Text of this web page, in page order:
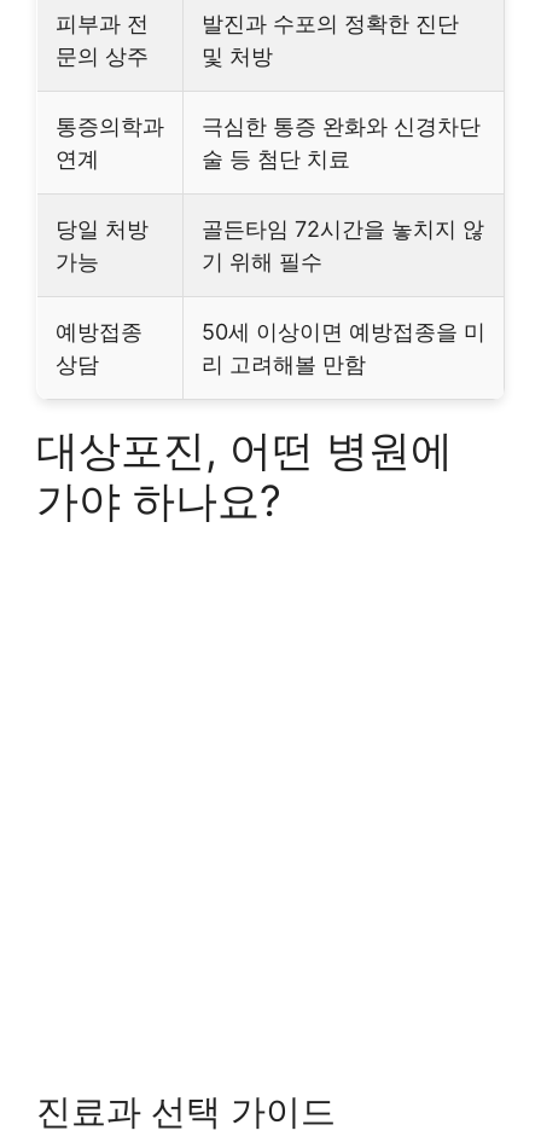
피부과 전
문의 상주
발진과 수포의 정확한 진단
및 처방
통증의학과
연계
극심한 통증 완화와 신경차단
술 등 첨단 치료
당일 처방
가능
골든타임 72시간을 놓치지 않
기 위해 필수
예방접종
상담
50세 이상이면 예방접종을 미
리 고려해볼 만함
대상포진, 어떤 병원에
가야 하나요?
진료과 선택 가이드